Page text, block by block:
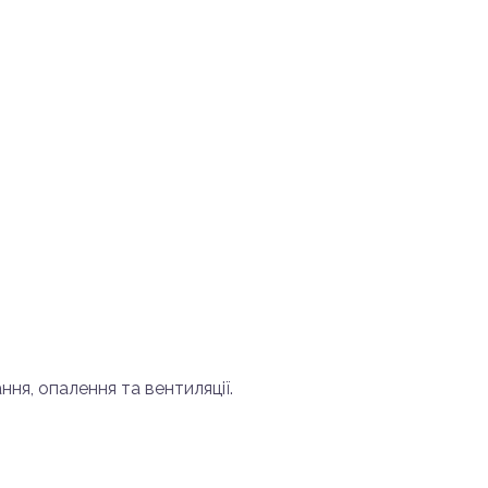
опалення та вентиляції.